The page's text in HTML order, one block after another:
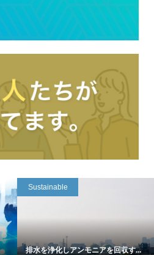
Sustainable
排水を浄化しアンモニアを回収す...